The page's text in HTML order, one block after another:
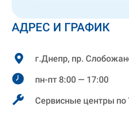
АДРЕС И ГРАФИК
г.Днепр, пр.
пн-пт 8:00 — 17:00
Сервисные центры по